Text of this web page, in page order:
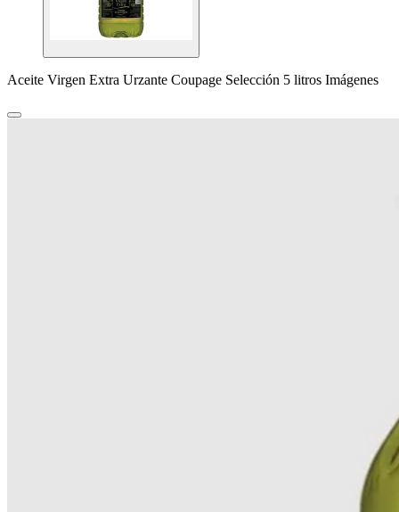
Aceite Virgen Extra Urzante Coupage Selección 5 litros Imágenes